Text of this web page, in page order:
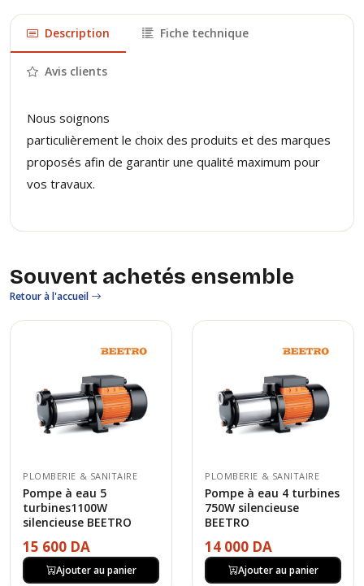
Description Fiche technique
Avis clients
Nous soignons
particulièrement le choix des produits et des marques
proposés afin de garantir une qualité maximum pour
vos travaux.
Souvent achetés ensemble
Retour à l'accueil
PLOMBERIE & SANITAIRE
Pompe à eau 5
turbines1100W
silencieuse BEETRO
15 600 DA
Ajouter au panier
PLOMBERIE & SANITAIRE
Pompe à eau 4 turbines
750W silencieuse
BEETRO
14 000 DA
Ajouter au panier